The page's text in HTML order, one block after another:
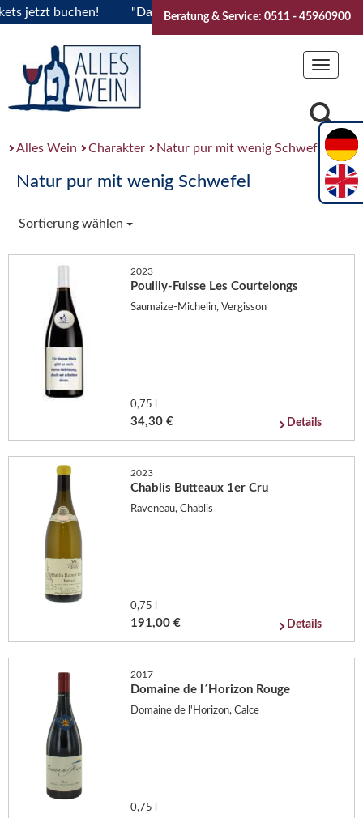
jetzt buchen! "Das Sommerfest 2026" Vive la
Beratung & Service: 0511 - 45960900
Toggle
Alles Wein Charakter Natur pur mit wenig Schwefel
Natur pur mit wenig Schwefel
Sortierung wählen
2023
Pouilly-Fuisse Les Courtelongs
Saumaize-Michelin, Vergisson
0,75 l
34,30 € Details
2023
Chablis Butteaux 1er Cru
Raveneau, Chablis
0,75 l
191,00 € Details
2017
Domaine de l´Horizon Rouge
Domaine de l'Horizon, Calce
0,75 l